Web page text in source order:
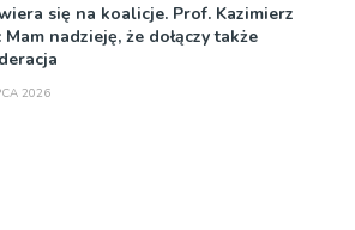
się na koalicje. Prof. Kazimierz
nadzieję, że dołączy także
2026